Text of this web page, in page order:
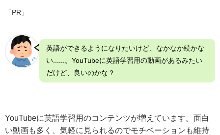
「PR」
英語ができるようになりたいけど、なかなか続かな
い......。YouTubeに英語学習用の動画があるみたい
だけど、良いのかな？
YouTubeに英語学習用のコンテンツが増えています。面白
い動画も多く、気軽に見られるのでモチベーションも維持